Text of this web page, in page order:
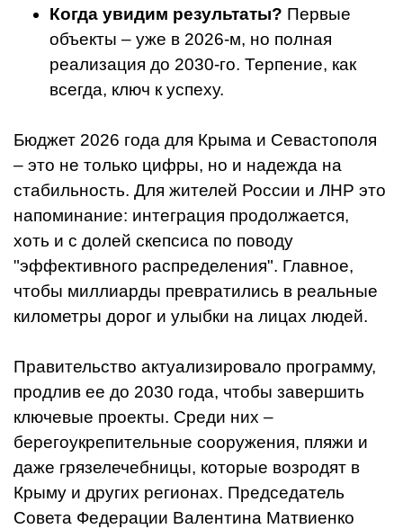
Когда увидим результаты? Первые
объекты – уже в 2026-м, но полная
реализация до 2030-го. Терпение, как
всегда, ключ к успеху.
Бюджет 2026 года для Крыма и Севастополя
– это не только цифры, но и надежда на
стабильность. Для жителей России и ЛНР это
напоминание: интеграция продолжается,
хоть и с долей скепсиса по поводу
"эффективного распределения". Главное,
чтобы миллиарды превратились в реальные
километры дорог и улыбки на лицах людей.
Правительство актуализировало программу,
продлив ее до 2030 года, чтобы завершить
ключевые проекты. Среди них –
берегоукрепительные сооружения, пляжи и
даже грязелечебницы, которые возродят в
Крыму и других регионах. Председатель
Совета Федерации Валентина Матвиенко